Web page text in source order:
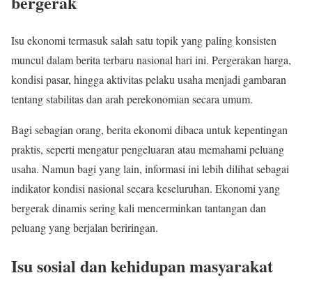
Isu ekonomi termasuk salah satu topik yang paling konsisten
muncul dalam berita terbaru nasional hari ini. Pergerakan harga,
kondisi pasar, hingga aktivitas pelaku usaha menjadi gambaran
tentang stabilitas dan arah perekonomian secara umum.
Bagi sebagian orang, berita ekonomi dibaca untuk kepentingan
praktis, seperti mengatur pengeluaran atau memahami peluang
usaha. Namun bagi yang lain, informasi ini lebih dilihat sebagai
indikator kondisi nasional secara keseluruhan. Ekonomi yang
bergerak dinamis sering kali mencerminkan tantangan dan
peluang yang berjalan beriringan.
Isu sosial dan kehidupan masyarakat